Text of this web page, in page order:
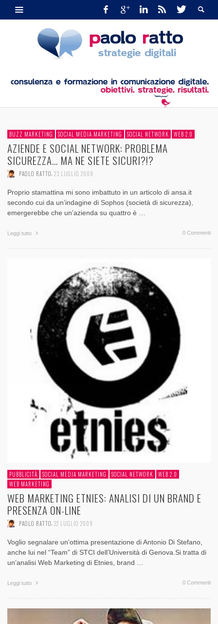
BUZZ MARKETING SOCIAL MEDIA MARKETING SOCIAL NETWORK WEB 2.0
AZIENDE E SOCIAL NETWORK: PROBLEMA
SICUREZZA… MA NE SIETE SICURI?!?
PAOLO RATTO 23 LUGLIO 2009
Proprio stamattina mi sono imbattuto in un articolo di ansa.it
secondo cui da un’indagine di Sophos (società di sicurezza),
emergerebbe che un’azienda su quattro è …
Leggi tutto 0 Commenti
PUBBLICITÀ SOCIAL MEDIA MARKETING SOCIAL NETWORK
WEB 2.0
WEB MARKETING
WEB MARKETING ETNIES: ANALISI DI UN BRAND E
PRESENZA ON-LINE
PAOLO RATTO 22 LUGLIO 2009
Voglio segnalare un’ottima presentazione di Antonio Di Stefano,
anche lui nel “Team” di STCI dell’Università di Genova.Si tratta di
un’analisi Web Marketing di Etnies, brand …
Leggi tutto 0 Commenti